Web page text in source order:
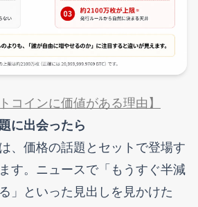
コインに価値がある理由】
に出会ったら
、価格の話題とセットで登場す
す。ニュースで「もうすぐ半減
」といった見出しを見かけた